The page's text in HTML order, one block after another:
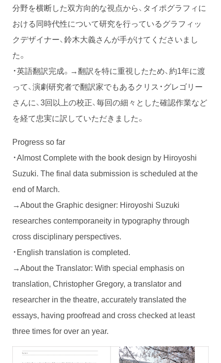
分野を横断した双方向的な視点から、タイポグラフィに
おける同時代性について研究を行っているグラフィッ
クデザイナー、鈴木大義さんが手がけてくださいまし
た。
・英語翻訳完成。→翻訳を特に重視したため、約1年に渡
って、演劇研究者で翻訳家でもあるクリス・グレゴリー
さんに、3回以上の校正、毎回の細々とした確認作業など
を経て忠実に訳していただきました。
Progress so far
・Almost Complete with the book design by Hiroyoshi
Suzuki. The final data submission is scheduled at the
end of March.
→About the Graphic designer: Hiroyoshi Suzuki
researches contemporaneity in typography through
cross disciplinary perspectives.
・English translation is completed.
→About the Translator: With special emphasis on
translation, Christopher Gregory, a translator and
researcher in the theatre, accurately translated the
essays, having proofread and cross checked at least
three times for over an year.